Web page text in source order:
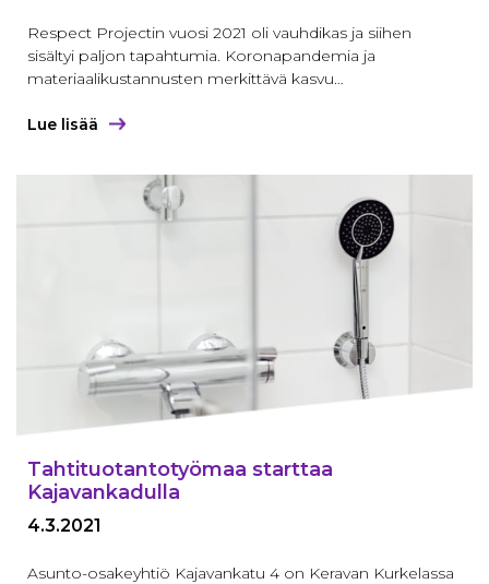
Respect Projectin vuosi 2021 oli vauhdikas ja siihen
sisältyi paljon tapahtumia. Koronapandemia ja
materiaalikustannusten merkittävä kasvu…
Lue lisää
Tahtituotanto­työmaa starttaa
Kajavankadulla
4.3.2021
Asunto-osakeyhtiö Kajavankatu 4 on Keravan Kurkelassa